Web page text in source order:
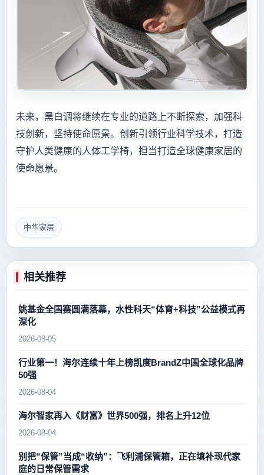
未来，黑白调将继续在专业的道路上不断探索，加强科
技创新，坚持使命愿景。创新引领行业科学技术，打造
守护人类健康的人体工学椅，担当打造全球健康家居的
使命愿景。
中华家居
相关推荐
姚基金全国赛圆满落幕，水性科天“体育+科技”公益模式再
深化
2026-08-05
行业第一！海尔连续十年上榜凯度BrandZ中国全球化品牌
50强
2026-08-04
海尔智家再入《财富》世界500强，排名上升12位
2026-08-04
别把“保管”当成“收纳”：飞利浦保管箱，正在填补现代家
庭的日常保管需求